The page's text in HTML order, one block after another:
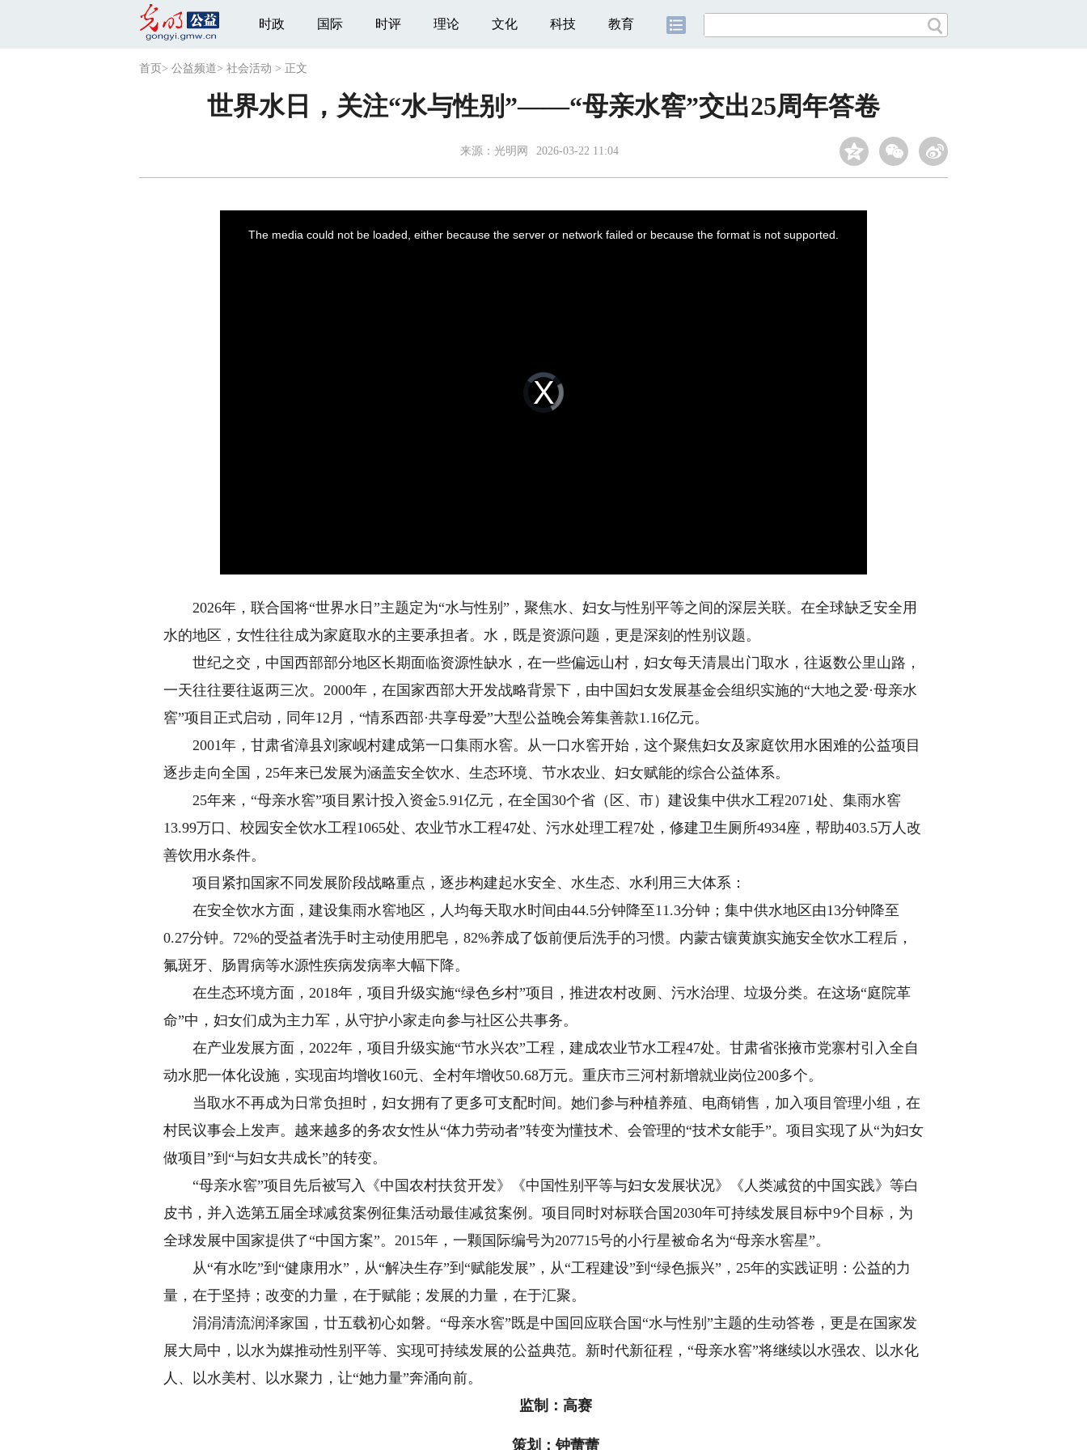
时政 国际 时评 理论 文化 科技 教育
首页 > 公益频道> 社会活动 > 正文
世界水日，关注“水与性别”——“母亲水窖”交出25周年答卷
来源： 光明网 2026-03-22 11:04
Video
Player
loading.
The media could not be loaded, either because the server or network failed or because the format is not supported.
2026年，联合国将“世界水日”主题定为“水与性别”，聚焦水、妇女与性别平等之间的深层关联。在全球缺乏安全用
水的地区，女性往往成为家庭取水的主要承担者。水，既是资源问题，更是深刻的性别议题。
世纪之交，中国西部部分地区长期面临资源性缺水，在一些偏远山村，妇女每天清晨出门取水，往返数公里山路，
一天往往要往返两三次。2000年，在国家西部大开发战略背景下，由中国妇女发展基金会组织实施的“大地之爱·母亲水
窖”项目正式启动，同年12月，“情系西部·共享母爱”大型公益晚会筹集善款1.16亿元。
2001年，甘肃省漳县刘家岘村建成第一口集雨水窖。从一口水窖开始，这个聚焦妇女及家庭饮用水困难的公益项目
逐步走向全国，25年来已发展为涵盖安全饮水、生态环境、节水农业、妇女赋能的综合公益体系。
25年来，“母亲水窖”项目累计投入资金5.91亿元，在全国30个省（区、市）建设集中供水工程2071处、集雨水窖
13.99万口、校园安全饮水工程1065处、农业节水工程47处、污水处理工程7处，修建卫生厕所4934座，帮助403.5万人改
善饮用水条件。
项目紧扣国家不同发展阶段战略重点，逐步构建起水安全、水生态、水利用三大体系：
在安全饮水方面，建设集雨水窖地区，人均每天取水时间由44.5分钟降至11.3分钟；集中供水地区由13分钟降至
0.27分钟。72%的受益者洗手时主动使用肥皂，82%养成了饭前便后洗手的习惯。内蒙古镶黄旗实施安全饮水工程后，
氟斑牙、肠胃病等水源性疾病发病率大幅下降。
在生态环境方面，2018年，项目升级实施“绿色乡村”项目，推进农村改厕、污水治理、垃圾分类。在这场“庭院革
命”中，妇女们成为主力军，从守护小家走向参与社区公共事务。
在产业发展方面，2022年，项目升级实施“节水兴农”工程，建成农业节水工程47处。甘肃省张掖市党寨村引入全自
动水肥一体化设施，实现亩均增收160元、全村年增收50.68万元。重庆市三河村新增就业岗位200多个。
当取水不再成为日常负担时，妇女拥有了更多可支配时间。她们参与种植养殖、电商销售，加入项目管理小组，在
村民议事会上发声。越来越多的务农女性从“体力劳动者”转变为懂技术、会管理的“技术女能手”。项目实现了从“为妇女
做项目”到“与妇女共成长”的转变。
“母亲水窖”项目先后被写入《中国农村扶贫开发》《中国性别平等与妇女发展状况》《人类减贫的中国实践》等白
皮书，并入选第五届全球减贫案例征集活动最佳减贫案例。项目同时对标联合国2030年可持续发展目标中9个目标，为
全球发展中国家提供了“中国方案”。2015年，一颗国际编号为207715号的小行星被命名为“母亲水窖星”。
从“有水吃”到“健康用水”，从“解决生存”到“赋能发展”，从“工程建设”到“绿色振兴”，25年的实践证明：公益的力
量，在于坚持；改变的力量，在于赋能；发展的力量，在于汇聚。
涓涓清流润泽家国，廿五载初心如磐。“母亲水窖”既是中国回应联合国“水与性别”主题的生动答卷，更是在国家发
展大局中，以水为媒推动性别平等、实现可持续发展的公益典范。新时代新征程，“母亲水窖”将继续以水强农、以水化
人、以水美村、以水聚力，让“她力量”奔涌向前。
监制：高赛
策划：钟蕾蕾